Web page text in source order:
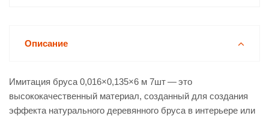
Описание
Имитация бруса 0,016×0,135×6 м 7шт — это
высококачественный материал, созданный для создания
эффекта натурального деревянного бруса в интерьере или